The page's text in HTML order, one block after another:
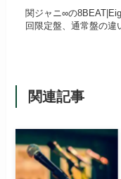
関ジャニ∞の
回限定盤、通常盤の違
関連記事